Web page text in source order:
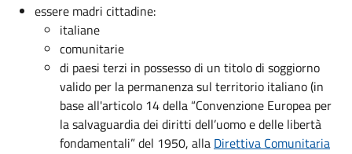
essere madri cittadine:
italiane
comunitarie
di paesi terzi in possesso di un titolo di soggiorno
valido per la permanenza sul territorio italiano (in
base all'articolo 14 della “Convenzione Europea per
la salvaguardia dei diritti dell’uomo e delle libertà
fondamentali” del 1950, alla Direttiva Comunitaria